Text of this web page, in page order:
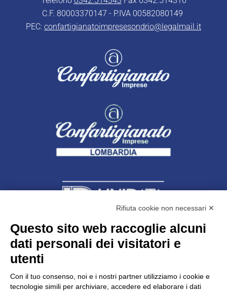
C.F. 80003370147 - P.IVA 00582080149
PEC: confartigianatoimpresesondrio@legalmail.it
Unidata s.r.lcon unico socio
Largo dell’Artigianato, 1 - 23100 Sondrio
C.F. 00481790145 - N.REA SO-36426
Rifiuta cookie non necessari ✕
Questo sito web raccoglie alcuni
dati personali dei visitatori e
utenti
Con il tuo consenso, noi e i nostri partner utilizziamo i cookie e
tecnologie simili per archiviare, accedere ed elaborare i dati